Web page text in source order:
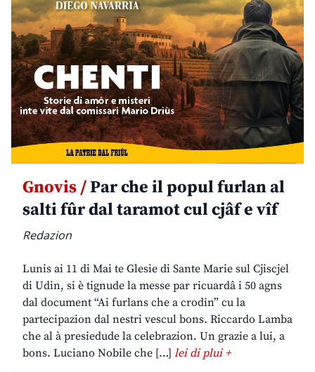
Gnovis /Par che il popul furlan al
salti fûr dal taramot cul cjâf e vîf
Redazion
Lunis ai 11 di Mai te Glesie di Sante Marie sul Cjiscjel
di Udin, si è tignude la messe par ricuardâ i 50 agns
dal document “Ai furlans che a crodin” cu la
partecipazion dal nestri vescul bons. Riccardo Lamba
che al à presiedude la celebrazion. Un grazie a lui, a
bons. Luciano Nobile che […] lei di plui +